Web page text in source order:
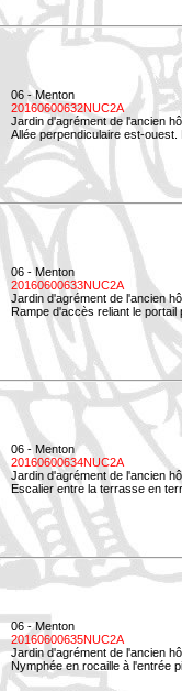
06 - Menton
20160600632NUC2A
Jardin d'agrément de l'ancien
Allée perpendiculaire est-ouest.
06 - Menton
20160600633NUC2A
Jardin d'agrément de l'ancien
Rampe d'accès reliant le portail
06 - Menton
20160600634NUC2A
Jardin d'agrément de l'ancien
Escalier entre la terrasse en
06 - Menton
20160600635NUC2A
Jardin d'agrément de l'ancien
Nymphée en rocaille à l'entrée